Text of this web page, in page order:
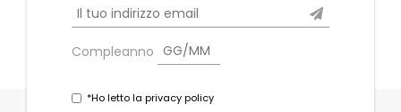
Compleanno
*Ho letto la privacy policy